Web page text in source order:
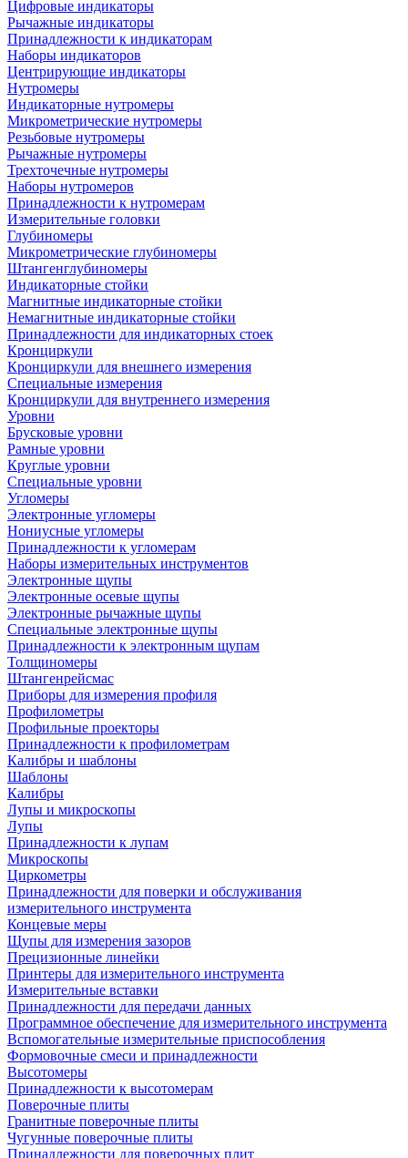
Цифровые индикаторы
Рычажные индикаторы
Принадлежности к индикаторам
Наборы индикаторов
Центрирующие индикаторы
Нутромеры
Индикаторные нутромеры
Микрометрические нутромеры
Резьбовые нутромеры
Рычажные нутромеры
Трехточечные нутромеры
Наборы нутромеров
Принадлежности к нутромерам
Измерительные головки
Глубиномеры
Микрометрические глубиномеры
Штангенглубиномеры
Индикаторные стойки
Магнитные индикаторные стойки
Немагнитные индикаторные стойки
Принадлежности для индикаторных стоек
Кронциркули
Кронциркули для внешнего измерения
Специальные измерения
Кронциркули для внутреннего измерения
Уровни
Брусковые уровни
Рамные уровни
Круглые уровни
Специальные уровни
Угломеры
Электронные угломеры
Нониусные угломеры
Принадлежности к угломерам
Наборы измерительных инструментов
Электронные щупы
Электронные осевые щупы
Электронные рычажные щупы
Специальные электронные щупы
Принадлежности к электронным щупам
Толщиномеры
Штангенрейсмас
Приборы для измерения профиля
Профилометры
Профильные проекторы
Принадлежности к профилометрам
Калибры и шаблоны
Шаблоны
Калибры
Лупы и микроскопы
Лупы
Принадлежности к лупам
Микроскопы
Циркометры
Принадлежности для поверки и обслуживания
измерительного инструмента
Концевые меры
Щупы для измерения зазоров
Прецизионные линейки
Принтеры для измерительного инструмента
Измерительные вставки
Принадлежности для передачи данных
Программное обеспечение для измерительного инструмента
Вспомогательные измерительные приспособления
Формовочные смеси и принадлежности
Высотомеры
Принадлежности к высотомерам
Поверочные плиты
Гранитные поверочные плиты
Чугунные поверочные плиты
Принадлежности для поверочных плит